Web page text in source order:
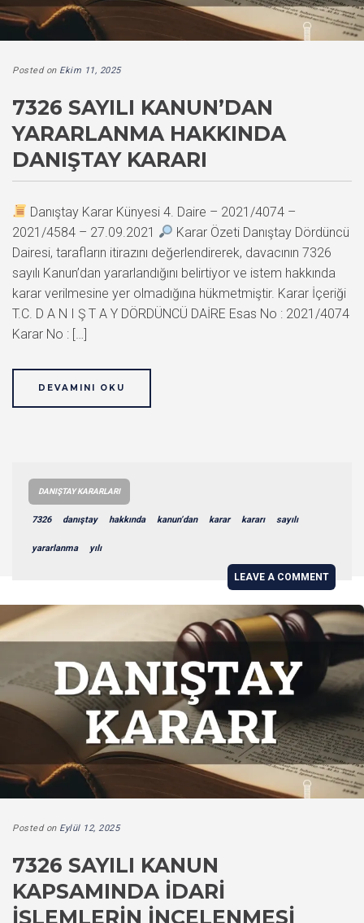
Posted on Ekim 11, 2025
7326 SAYILI KANUN’DAN
YARARLANMA HAKKINDA
DANIŞTAY KARARI
Danıştay Karar Künyesi 4. Daire – 2021/4074 –
2021/4584 – 27.09.2021
Karar Özeti Danıştay Dördüncü
Dairesi, tarafların itirazını değerlendirerek, davacının 7326
sayılı Kanun’dan yararlandığını belirtiyor ve istem hakkında
karar verilmesine yer olmadığına hükmetmiştir. Karar İçeriği
T.C. D A N I Ş T A Y DÖRDÜNCÜ DAİRE Esas No : 2021/4074
Karar No : […]
DEVAMINI OKU
DANIŞTAY KARARLARI
7326 danıştay hakkında kanun’dan karar kararı sayılı
yararlanma yılı
LEAVE A COMMENT
Posted on Eylül 12, 2025
7326 SAYILI KANUN
KAPSAMINDA İDARI
İŞLEMLERIN İNCELENMESI